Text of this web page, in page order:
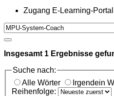
Zugang E-Learning-Portal
Insgesamt 1 Ergebnisse
Suche nach:
Alle Wörter
Irgendein
Reihenfolge: